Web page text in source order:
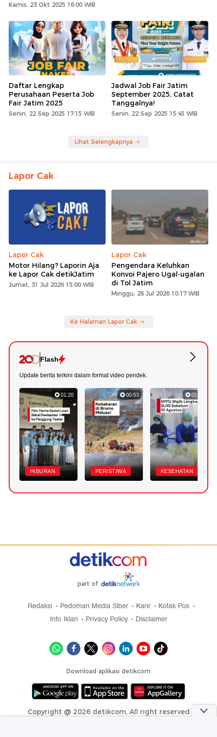
Kamis, 23 Okt 2025 16:00 WIB
Daftar Lengkap
Perusahaan Peserta Job
Fair Jatim 2025
Senin, 22 Sep 2025 17:15 WIB
Jadwal Job Fair Jatim
September 2025, Catat
Tanggalnya!
Senin, 22 Sep 2025 15:45 WIB
Lihat Selengkapnya
Lapor Cak
Lapor Cak
Motor Hilang? Laporin Aja
ke Lapor Cak detikJatim
Jumat, 31 Jul 2026 15:00 WIB
Lapor Cak
Pengendara Keluhkan
Konvoi Pajero Ugal-ugalan
di Tol Jatim
Minggu, 26 Jul 2026 10:17 WIB
Ke Halaman Lapor Cak
Flash
Update berita terkini dalam format video pendek.
01:20
HIBURAN
00:53
PERISTIWA
01:07
KESEHATAN
part of
Redaksi Pedoman Media Siber Karir
Kotak Pos
Info Iklan
Privacy Policy Disclaimer
Download aplikasi detikcom
Copyright @ 2026 detikcom, All right reserved